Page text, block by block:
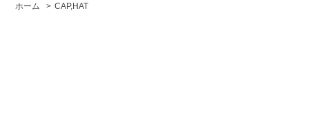
ホーム
> CAP,HAT